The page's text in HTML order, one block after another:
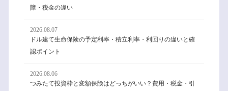
障・税金の違い
2026.08.07
ドル建て生命保険の予定利率・積立利率・利回りの違いと確
認ポイント
2026.08.06
つみたて投資枠と変額保険はどっちがいい？費用・税金・引